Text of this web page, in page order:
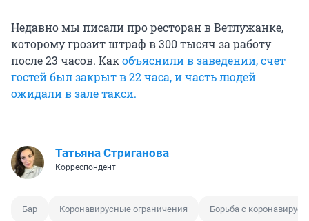
Недавно мы писали про ресторан в Ветлужанке,
которому грозит штраф в 300 тысяч за работу
после 23 часов. Какобъяснили в заведении, счет
гостей был закрыт в 22 часа, и часть людей
ожидали в зале такси.
Татьяна Стриганова
Корреспондент
Бар Коронавирусные ограничения Борьба с